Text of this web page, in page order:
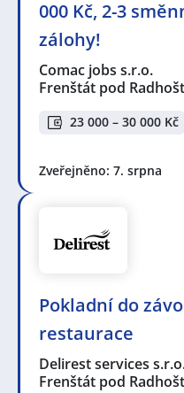
000 Kč, 2-3
zálohy!
Comac jobs s.r.o.
Frenštát pod
23 000 – 30 000 Kč
Zveřejněno: 7. srpna
Pokladní do
restaurace
Delirest services
Frenštát pod